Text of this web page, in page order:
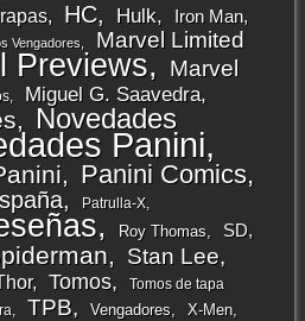
HC Hulk Iron Man
Vengadores
Marvel Limited
Previews
Marvel
Miguel G. Saavedra
Novedades
Panini
Panini Comics
Patrulla-X
Roy Thomas SD
Stan Lee
Tomos
Tomos de tapa
TPB Vengadores X-Men